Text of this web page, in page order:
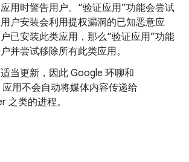
用时警告用户。“验证应用”功能会尝试
户安装会利用提权漏洞的已知恶意应
已安装此类应用，那么“验证应用”功能
并尝试移除所有此类应用。
当更新，因此 Google 环聊和
应用不会自动将媒体内容传递给
之类的进程。